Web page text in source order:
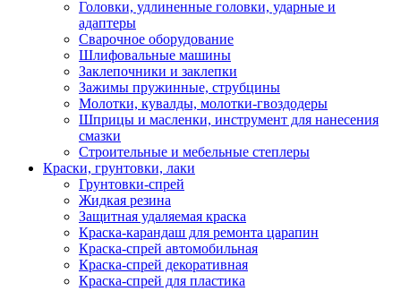
Головки, удлиненные головки, ударные и
адаптеры
Сварочное оборудование
Шлифовальные машины
Заклепочники и заклепки
Зажимы пружинные, струбцины
Молотки, кувалды, молотки-гвоздодеры
Шприцы и масленки, инструмент для нанесения
смазки
Строительные и мебельные степлеры
Краски, грунтовки, лаки
Грунтовки-спрей
Жидкая резина
Защитная удаляемая краска
Краска-карандаш для ремонта царапин
Краска-спрей автомобильная
Краска-спрей декоративная
Краска-спрей для пластика